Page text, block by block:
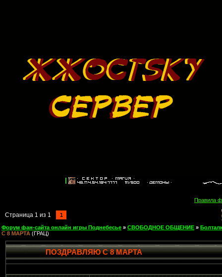
Правила
Страница 1 из 1 1
Форум фан-сайта онлайн игры Поднебесье » СВОБОДНОЕ ОБЩЕНИЕ »
С 8 МАРТА (ГРАЦ)
ПОЗДРАВЛЯЮ С 8 МАРТА